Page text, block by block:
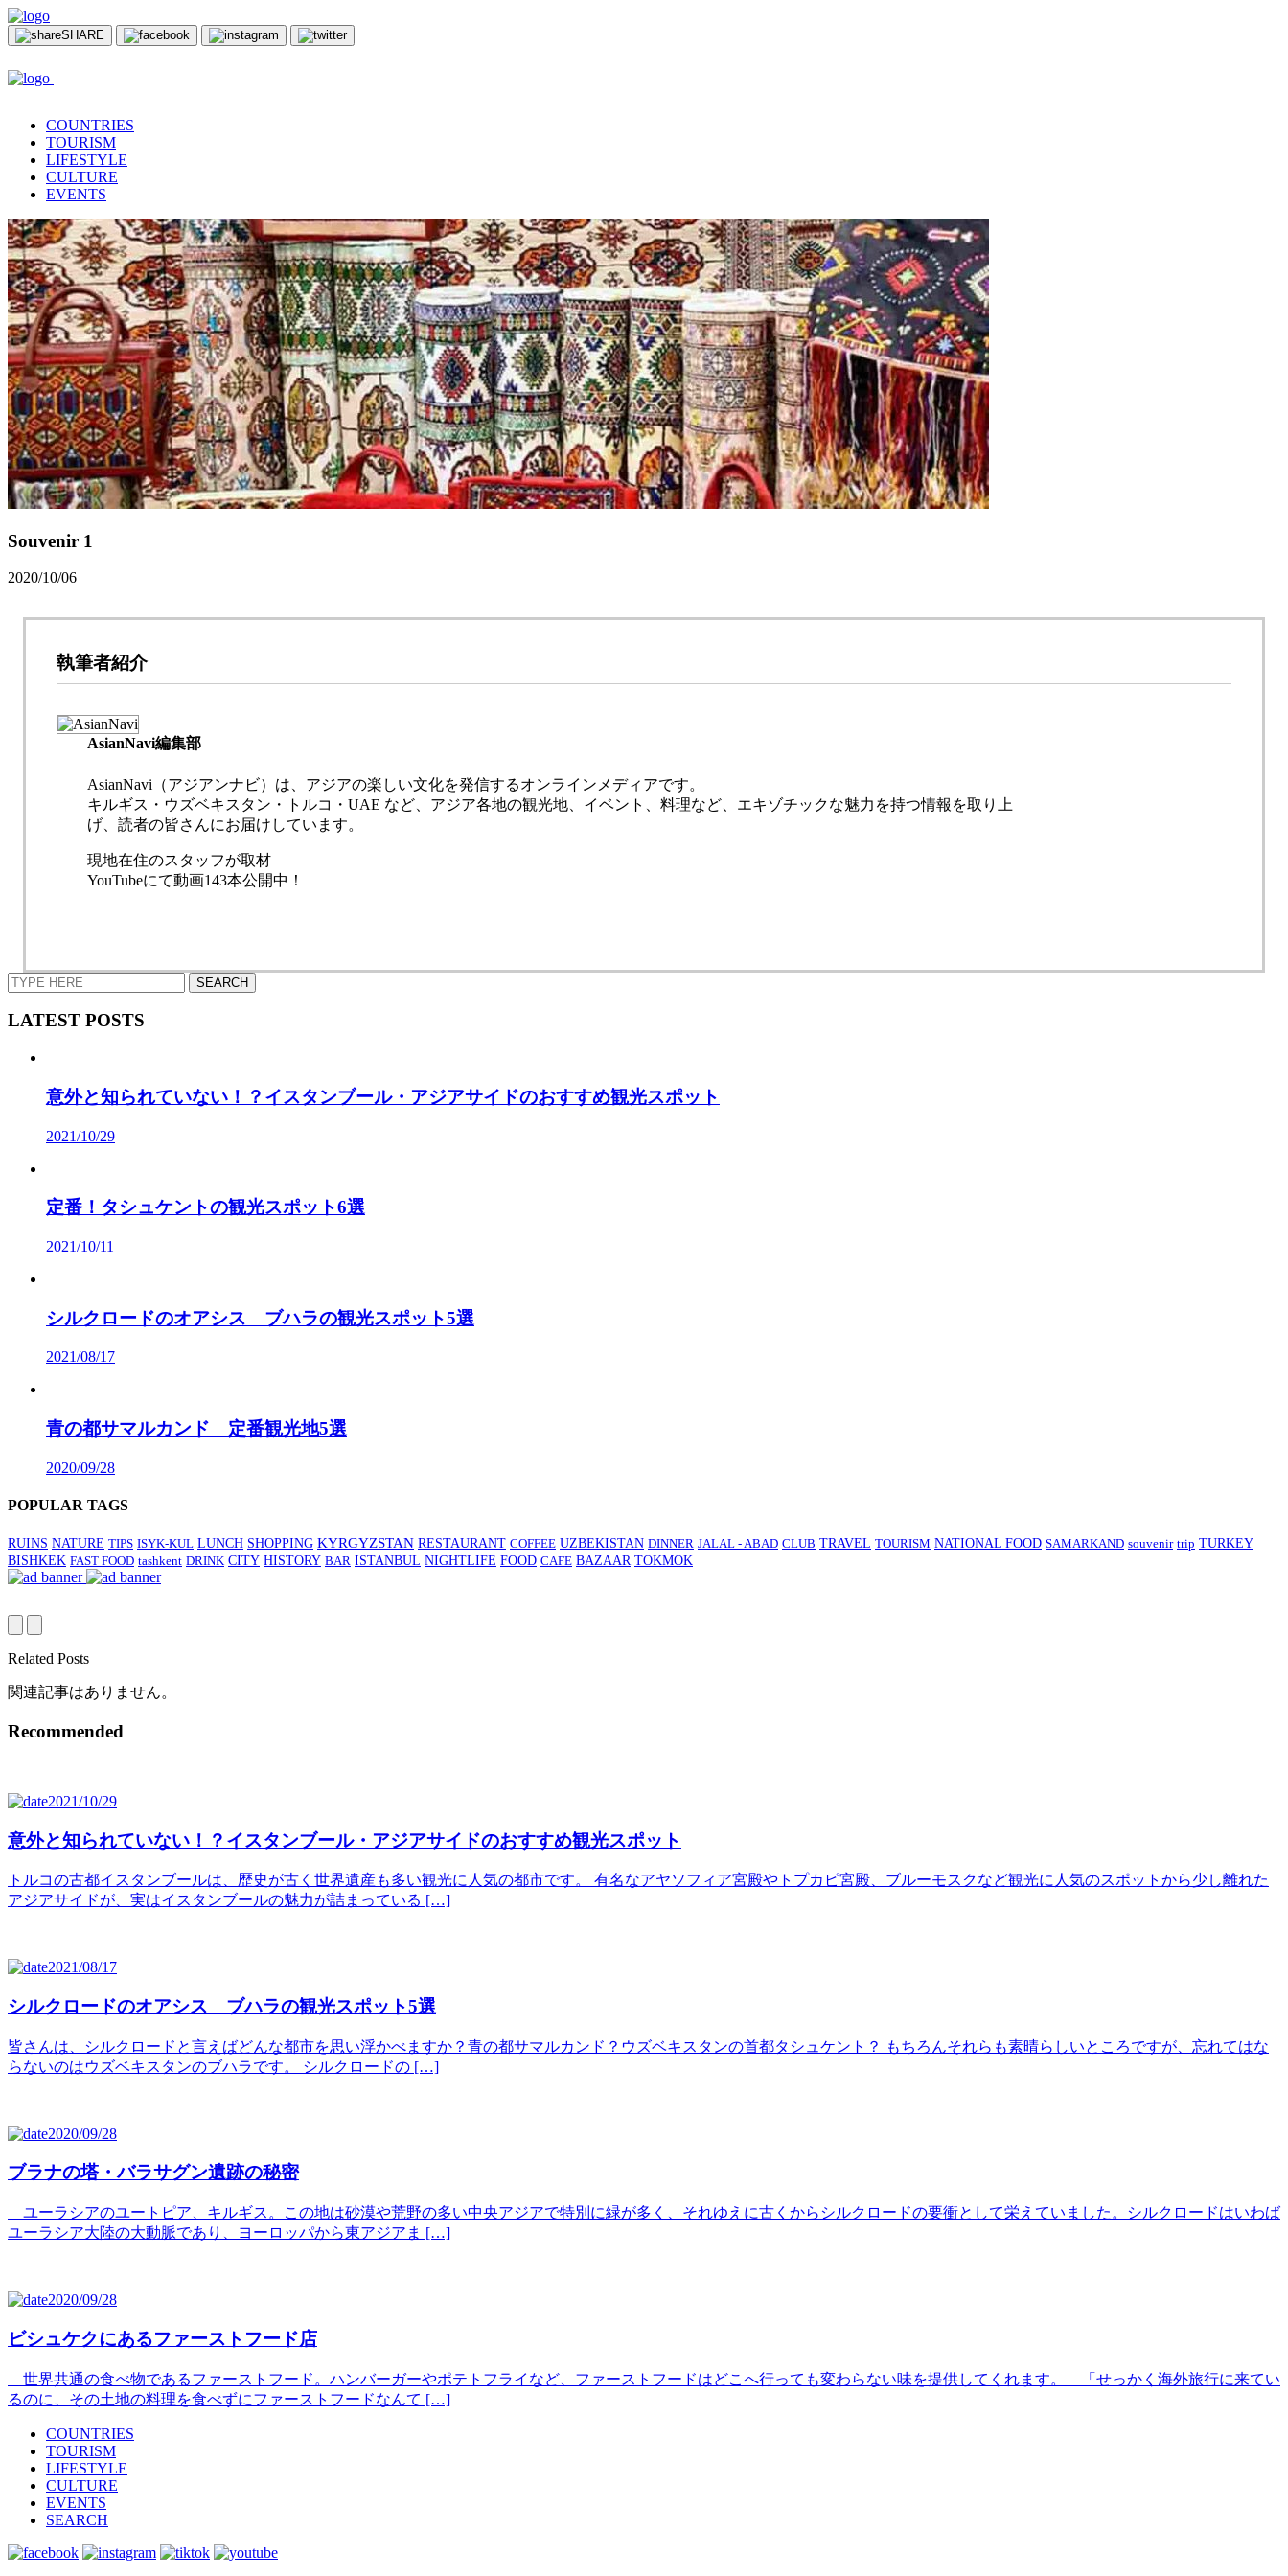
SHARE
COUNTRIES
TOURISM
LIFESTYLE
CULTURE
EVENTS
Souvenir 1
2020/10/06
執筆者紹介
AsianNavi編集部
AsianNavi（アジアンナビ）は、アジアの楽しい文化を発信するオンラインメディアです。
キルギス・ウズベキスタン・トルコ・UAE など、アジア各地の観光地、イベント、料理など、エキゾチックな魅力を持つ情報を取り上
げ、読者の皆さんにお届けしています。
現地在住のスタッフが取材
YouTubeにて動画143本公開中！
LATEST POSTS
意外と知られていない！？イスタンブール・アジアサイドのおすすめ観光スポット
2021/10/29
定番！タシュケントの観光スポット6選
2021/10/11
シルクロードのオアシス ブハラの観光スポット5選
2021/08/17
青の都サマルカンド 定番観光地5選
2020/09/28
POPULAR TAGS
RUINS NATURE TIPS ISYK-KUL LUNCH SHOPPING KYRGYZSTAN RESTAURANT COFFEE UZBEKISTAN DINNER JALAL - ABAD CLUB TRAVEL TOURISM NATIONAL FOOD SAMARKAND souvenir trip TURKEY
BISHKEK FAST FOOD tashkent DRINK CITY HISTORY BAR ISTANBUL NIGHTLIFE FOOD CAFE BAZAAR TOKMOK
Related Posts
関連記事はありません。
Recommended
2021/10/29
意外と知られていない！？イスタンブール・アジアサイドのおすすめ観光スポット
トルコの古都イスタンブールは、歴史が古く世界遺産も多い観光に人気の都市です。 有名なアヤソフィア宮殿やトプカピ宮殿、ブルーモスクなど観光に人気のスポットから少し離れた
アジアサイドが、実はイスタンブールの魅力が詰まっている […]
2021/08/17
シルクロードのオアシス ブハラの観光スポット5選
皆さんは、シルクロードと言えばどんな都市を思い浮かべますか？青の都サマルカンド？ウズベキスタンの首都タシュケント？ もちろんそれらも素晴らしいところですが、忘れてはな
らないのはウズベキスタンのブハラです。 シルクロードの […]
2020/09/28
ブラナの塔・バラサグン遺跡の秘密
ユーラシアのユートピア、キルギス。この地は砂漠や荒野の多い中央アジアで特別に緑が多く、それゆえに古くからシルクロードの要衝として栄えていました。シルクロードはいわば
ユーラシア大陸の大動脈であり、ヨーロッパから東アジアま […]
2020/09/28
ビシュケクにあるファーストフード店
世界共通の食べ物であるファーストフード。ハンバーガーやポテトフライなど、ファーストフードはどこへ行っても変わらない味を提供してくれます。 「せっかく海外旅行に来てい
るのに、その土地の料理を食べずにファーストフードなんて […]
COUNTRIES
TOURISM
LIFESTYLE
CULTURE
EVENTS
SEARCH